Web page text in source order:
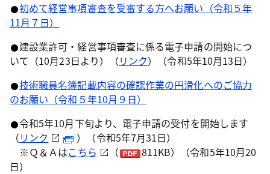
初めて経営事項審査を受審する方へお願い（令和５年
11月７日）
建設業許可・経営事項審査に係る電子申請の開始につ
いて（10月23日より）（リンク）（令和5年10月13日）
技術職員名簿記載内容の確認作業の円滑化へのご協力
のお願い（令和５年10月９日）
令和5年10月下旬より、電子申請の受付を開始します
（リンク
）（令和5年7月31日）
※Ｑ＆Ａはこちら （
811KB）（令和5年10月20
日）